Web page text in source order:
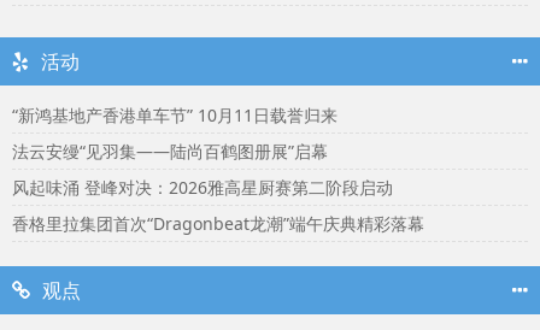
活动
“新鸿基地产香港单车节” 10月11日载誉归来
法云安缦“见羽集——陆尚百鹤图册展”启幕
风起味涌 登峰对决：2026雅高星厨赛第二阶段启动
香格里拉集团首次“Dragonbeat龙潮”端午庆典精彩落幕
观点